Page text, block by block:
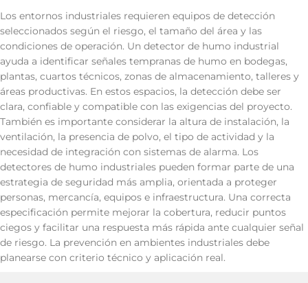
Los entornos industriales requieren equipos de detección
seleccionados según el riesgo, el tamaño del área y las
condiciones de operación. Un detector de humo industrial
ayuda a identificar señales tempranas de humo en bodegas,
plantas, cuartos técnicos, zonas de almacenamiento, talleres y
áreas productivas. En estos espacios, la detección debe ser
clara, confiable y compatible con las exigencias del proyecto.
También es importante considerar la altura de instalación, la
ventilación, la presencia de polvo, el tipo de actividad y la
necesidad de integración con sistemas de alarma. Los
detectores de humo industriales pueden formar parte de una
estrategia de seguridad más amplia, orientada a proteger
personas, mercancía, equipos e infraestructura. Una correcta
especificación permite mejorar la cobertura, reducir puntos
ciegos y facilitar una respuesta más rápida ante cualquier señal
de riesgo. La prevención en ambientes industriales debe
planearse con criterio técnico y aplicación real.